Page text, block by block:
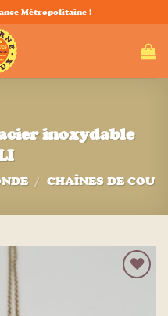
Métropolitaine !
inoxydable
/ CHAÎNES DE COU